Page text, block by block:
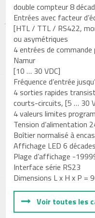
double compteur 8
Entrées avec facteur
[HTL / TTL / RS422,
ou asymétriques
4 entrées de
Namur
[10 … 30 VDC]
Fréquence d’entrée
4 sorties rapides
courts-circuits, [5 … 30
4 valeurs limites
Tension d’alimentation
Boîtier normalisé à
Affichage LED 6
Plage d’affichage -
Interface série RS23
Dimensions L x H x P =
Voir toutes les